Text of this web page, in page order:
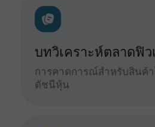
บทวิเคราะห์ตลาดฟิว
การคาดการณ์สำหรับสินค้
ดัชนีหุ้น